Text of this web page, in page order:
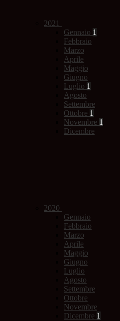
2021
Gennaio 1
Febbraio
Marzo
Aprile
Maggio
Giugno
Luglio 1
Agosto
Settembre
Ottobre 1
Novembre 1
Dicembre
2020
Gennaio
Febbraio
Marzo
Aprile
Maggio
Giugno
Luglio
Agosto
Settembre
Ottobre
Novembre
Dicembre 1